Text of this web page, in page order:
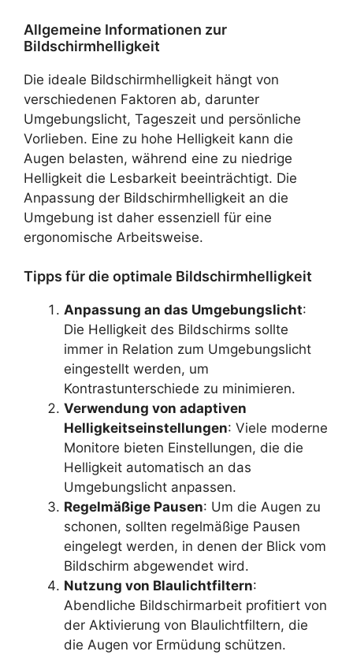
Allgemeine Informationen zur
Bildschirmhelligkeit
Die ideale Bildschirmhelligkeit hängt von
verschiedenen Faktoren ab, darunter
Umgebungslicht, Tageszeit und persönliche
Vorlieben. Eine zu hohe Helligkeit kann die
Augen belasten, während eine zu niedrige
Helligkeit die Lesbarkeit beeinträchtigt. Die
Anpassung der Bildschirmhelligkeit an die
Umgebung ist daher essenziell für eine
ergonomische Arbeitsweise.
Tipps für die optimale Bildschirmhelligkeit
Anpassung an das Umgebungslicht:
Die Helligkeit des Bildschirms sollte
immer in Relation zum Umgebungslicht
eingestellt werden, um
Kontrastunterschiede zu minimieren.
Verwendung von adaptiven
Helligkeitseinstellungen: Viele moderne
Monitore bieten Einstellungen, die die
Helligkeit automatisch an das
Umgebungslicht anpassen.
Regelmäßige Pausen: Um die Augen zu
schonen, sollten regelmäßige Pausen
eingelegt werden, in denen der Blick vom
Bildschirm abgewendet wird.
Nutzung von Blaulichtfiltern:
Abendliche Bildschirmarbeit profitiert von
der Aktivierung von Blaulichtfiltern, die
die Augen vor Ermüdung schützen.